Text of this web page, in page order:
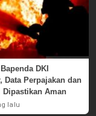
DKI
Data Perpajakan dan
Dipastikan Aman
lalu